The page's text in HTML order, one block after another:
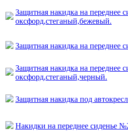
Защитная накидка на переднее
оксфорд,стеганый,бежевый.
Защитная накидка на переднее
Защитная накидка на переднее
оксфорд,стеганый,черный.
Защитная накидка под
Накидки на переднее сиденье